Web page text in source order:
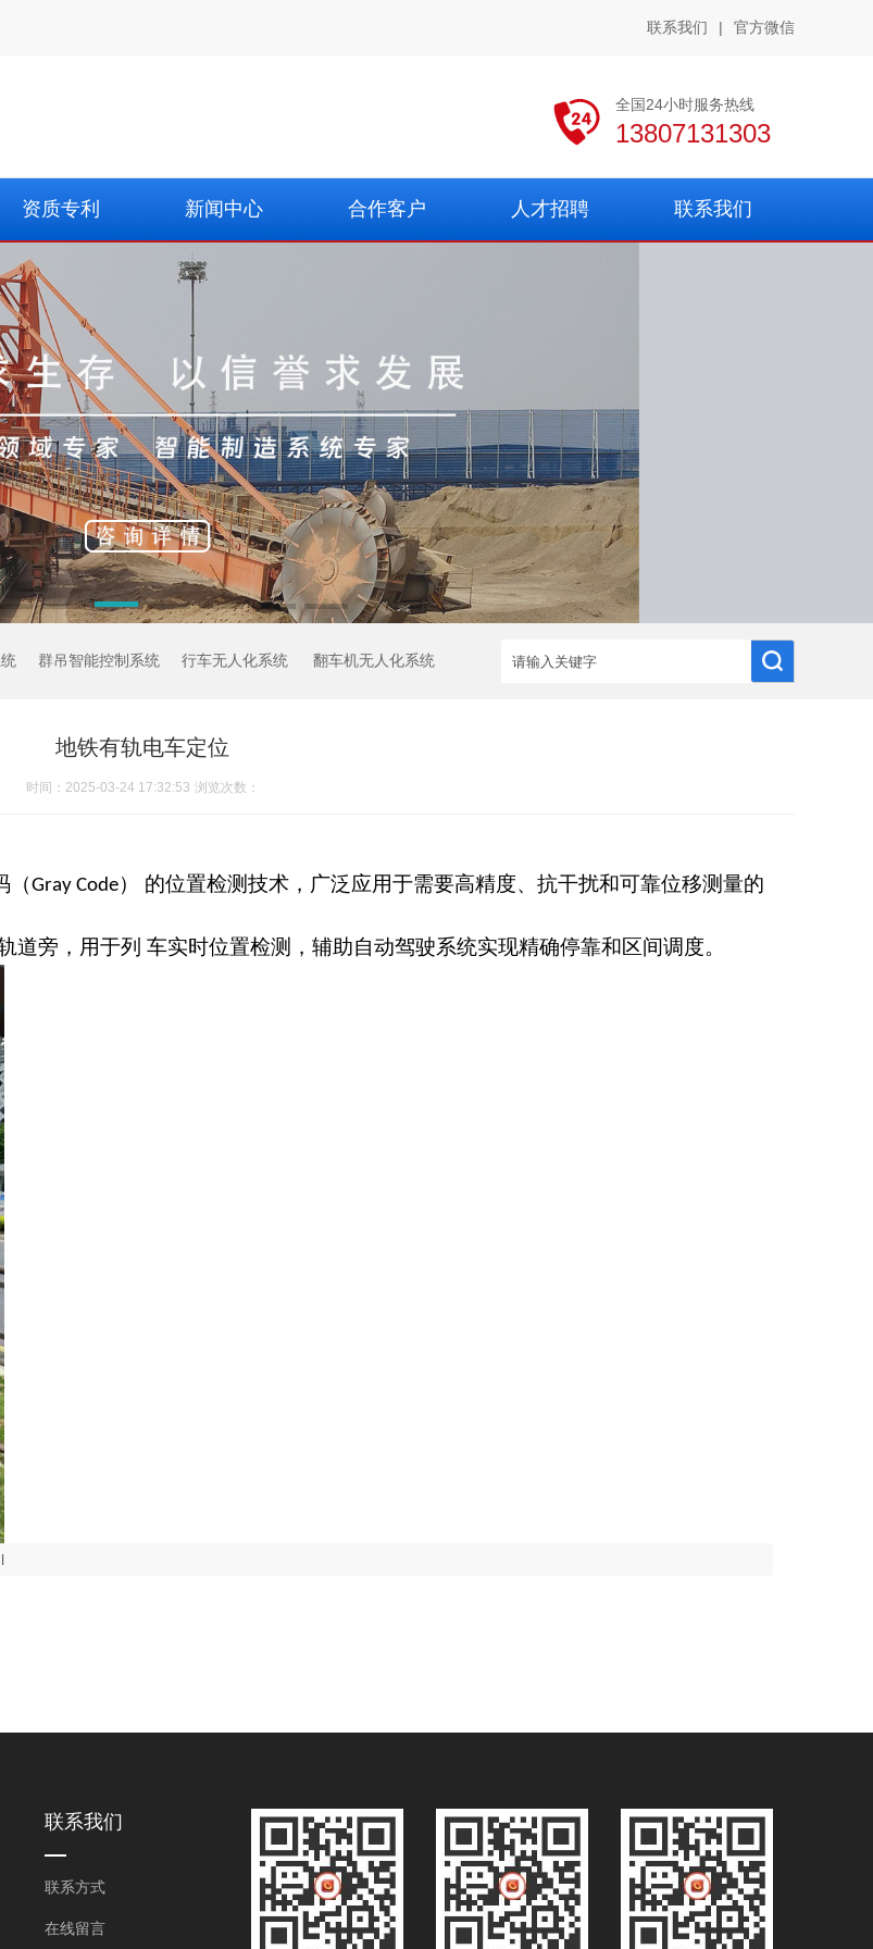
联系我们 | 官方微信
全国24小时服务热线
13807131303
资质专利 新闻中心 合作客户 人才招聘 联系我们
群吊智能控制系统 行车无人化系统 翻车机无人化系统
地铁有轨电车定位
时间：2025-03-24 17:32:53 浏览次数：
（Gray Code） 的位置检测技术，广泛应用于需要高精度、抗干扰和可靠位移测量的
道旁，用于列 车实时位置检测，辅助自动驾驶系统实现精确停靠和区间调度。
联系我们
联系方式
在线留言